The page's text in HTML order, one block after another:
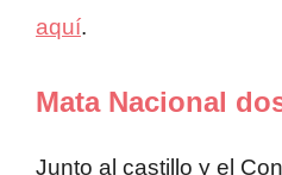
aquí.
Mata Nacional
Junto al castillo y el